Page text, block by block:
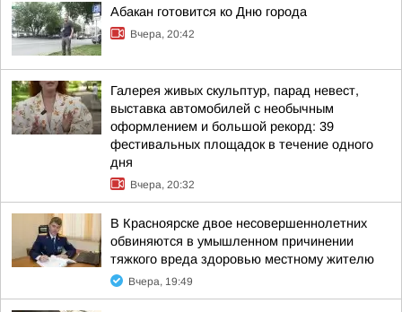
Абакан готовится ко Дню города
Вчера, 20:42
Галерея живых скульптур, парад невест,
выставка автомобилей с необычным
оформлением и большой рекорд: 39
фестивальных площадок в течение одного
дня
Вчера, 20:32
В Красноярске двое несовершеннолетних
обвиняются в умышленном причинении
тяжкого вреда здоровью местному жителю
Вчера, 19:49